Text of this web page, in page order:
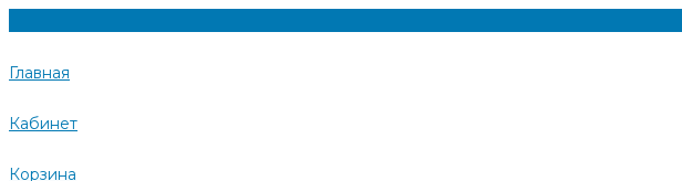
Главная
Кабинет
Корзина